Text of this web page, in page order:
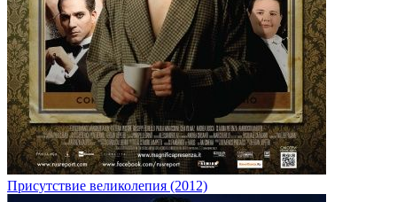
Присутствие великолепия (2012)